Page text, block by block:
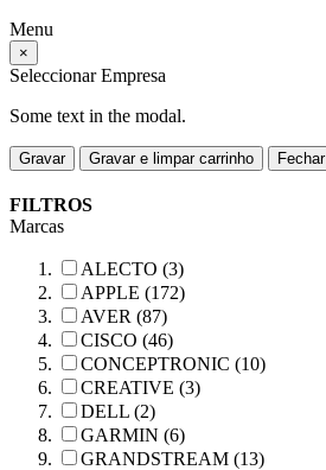
Menu
×
Seleccionar Empresa
Some text in the modal.
Gravar Gravar e limpar carrinho Fechar
FILTROS
Marcas
ALECTO (3)
APPLE (172)
AVER (87)
CISCO (46)
CONCEPTRONIC (10)
CREATIVE (3)
DELL (2)
GARMIN (6)
GRANDSTREAM (13)